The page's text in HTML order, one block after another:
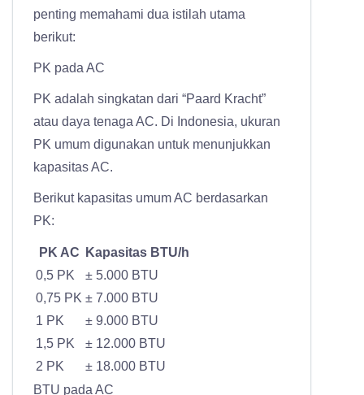
penting memahami dua istilah utama
berikut:
PK pada AC
PK adalah singkatan dari “Paard Kracht”
atau daya tenaga AC. Di Indonesia, ukuran
PK umum digunakan untuk menunjukkan
kapasitas AC.
Berikut kapasitas umum AC berdasarkan
PK:
PK AC
Kapasitas BTU/h
0,5 PK
± 5.000 BTU
0,75 PK ± 7.000 BTU
1 PK
± 9.000 BTU
1,5 PK
± 12.000 BTU
2 PK
± 18.000 BTU
BTU pada AC